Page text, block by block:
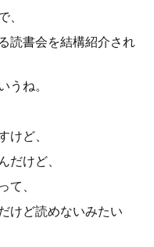
、
読書会を結構紹介され
うね。
けど、
だけど、
て、
けど読めないみたい